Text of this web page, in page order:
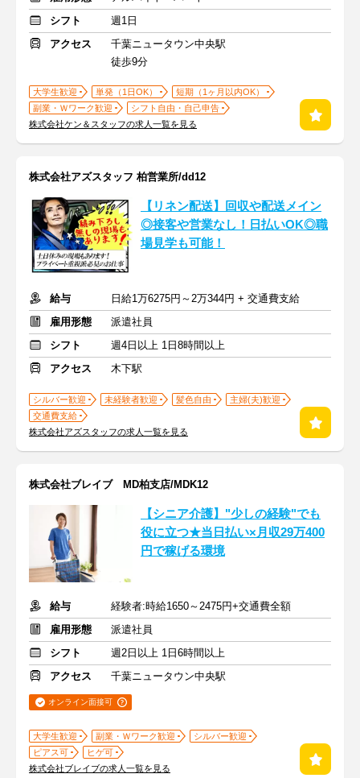
シフト
週1日
アクセス
千葉ニュータウン中央駅
徒歩9分
大学生歓迎 単発（1日OK）
短期（1ヶ月以内OK）
副業・Ｗワーク歓迎
シフト自由・自己申告
株式会社ケン＆スタッフの求人一覧を見る
株式会社アズスタッフ 柏営業所/dd12
【リネン配送】回収や配送メイン
◎接客や営業なし！日払いOK◎職
場見学も可能！
給与
日給1万6275円～2万344円 + 交通費支給
雇用形態
派遣社員
シフト
週4日以上 1日8時間以上
アクセス
木下駅
シルバー歓迎 未経験者歓迎 髪色自由
主婦(夫)歓迎
交通費支給
株式会社アズスタッフの求人一覧を見る
株式会社ブレイブ MD柏支店/MDK12
【シニア介護】"少しの経験"でも
役に立つ★当日払い×月収29万400
円で稼げる環境
給与
経験者:時給1650～2475円+交通費全額
雇用形態
派遣社員
シフト
週2日以上 1日6時間以上
アクセス
千葉ニュータウン中央駅
オンライン面接可
大学生歓迎 副業・Ｗワーク歓迎
シルバー歓迎
ピアス可
ヒゲ可
株式会社ブレイブの求人一覧を見る